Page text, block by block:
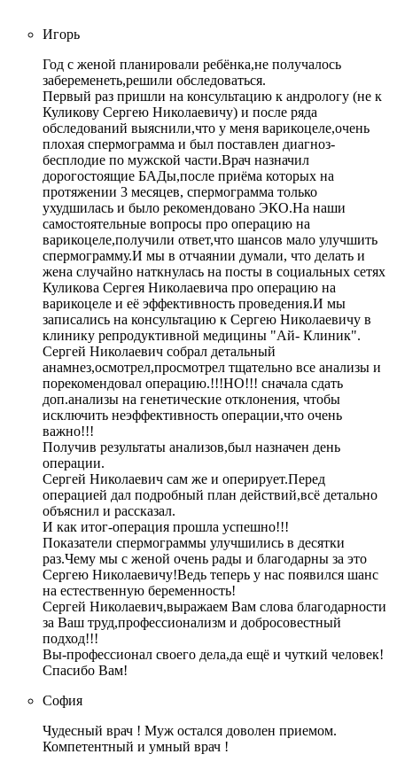
Игорь
Год с женой планировали ребёнка,не получалось
забеременеть,решили обследоваться.
Первый раз пришли на консультацию к андрологу (не к
Куликову Сергею Николаевичу) и после ряда
обследований выяснили,что у меня варикоцеле,очень
плохая спермограмма и был поставлен диагноз-
бесплодие по мужской части.Врач назначил
дорогостоящие БАДы,после приёма которых на
протяжении 3 месяцев, спермограмма только
ухудшилась и было рекомендовано ЭКО.На наши
самостоятельные вопросы про операцию на
варикоцеле,получили ответ,что шансов мало улучшить
спермограмму.И мы в отчаянии думали, что делать и
жена случайно наткнулась на посты в социальных сетях
Куликова Сергея Николаевича про операцию на
варикоцеле и её эффективность проведения.И мы
записались на консультацию к Сергею Николаевичу в
клинику репродуктивной медицины "Ай- Клиник".
Сергей Николаевич собрал детальный
анамнез,осмотрел,просмотрел тщательно все анализы и
порекомендовал операцию.!!!НО!!! сначала сдать
доп.анализы на генетические отклонения, чтобы
исключить неэффективность операции,что очень
важно!!!
Получив результаты анализов,был назначен день
операции.
Сергей Николаевич сам же и оперирует.Перед
операцией дал подробный план действий,всё детально
объяснил и рассказал.
И как итог-операция прошла успешно!!!
Показатели спермограммы улучшились в десятки
раз.Чему мы с женой очень рады и благодарны за это
Сергею Николаевичу!Ведь теперь у нас появился шанс
на естественную беременность!
Сергей Николаевич,выражаем Вам слова благодарности
за Ваш труд,профессионализм и добросовестный
подход!!!
Вы-профессионал своего дела,да ещё и чуткий человек!
Спасибо Вам!
София
Чудесный врач ! Муж остался доволен приемом.
Компетентный и умный врач !